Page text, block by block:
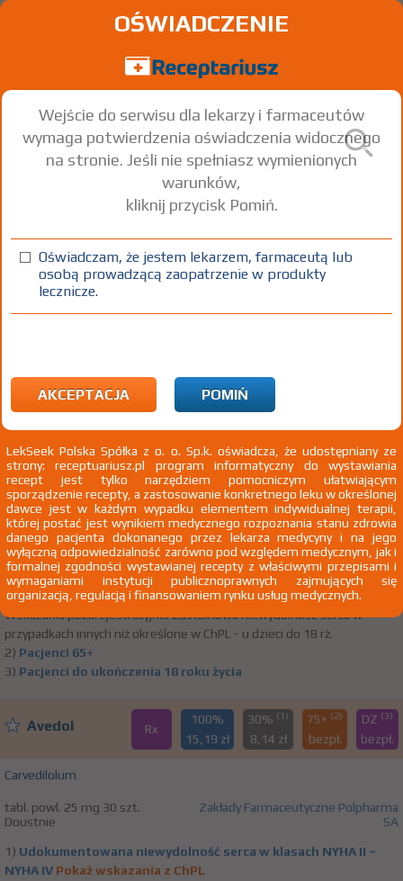
Znaleziono wyników:
Strona1 z 43
I10 Nadciśnienie samoistne (pierwotne)
Avedol Rx
100%
11,48 zł
30%
7,57 zł
75+
bezpł. bezpł.
Carvedilolum
tabl. powl. 12,5 mg 30 szt.
Doustnie
Zakłady Farmaceutyczne Polpharma
SA
1)Udokumentowana niewydolność serca w klasach NYHA II –
NYHA IVPokaż wskazania z ChPL
Wskazania pozarejestracyjne: Zastoinowa niewydolność serca w
przypadkach innych niż określone w ChPL - u dzieci do 18 rż.
2) Pacjenci 65+
3) Pacjenci do ukończenia 18 roku życia
Avedol Rx
100%
15,19 zł
30% (1)
8,14 zł
75+ (2)
bezpł.
DZ (3)
bezpł.
Carvedilolum
tabl. powl. 25 mg 30 szt.
Doustnie
Zakłady Farmaceutyczne Polpharma
SA
1) Udokumentowana niewydolność serca w klasach NYHA II –
NYHA IV Pokaż wskazania z ChPL
OŚWIADCZENIE
Wejście do serwisu dla lekarzy i farmaceutów
wymaga potwierdzenia oświadczenia widocznego
na stronie. Jeśli nie spełniasz wymienionych
warunków,
kliknij przycisk Pomiń.
Oświadczam, że jestem lekarzem, farmaceutą lub
osobą prowadzącą zaopatrzenie w produkty
lecznicze.
AKCEPTACJA POMIŃ
LekSeek Polska Spółka z o. o. Sp.k. oświadcza, że udostępniany ze
strony: receptuariusz.pl program informatyczny do wystawiania
recept jest tylko narzędziem pomocniczym ułatwiającym
sporządzenie recepty, a zastosowanie konkretnego leku w określonej
dawce jest w każdym wypadku elementem indywidualnej terapii,
której postać jest wynikiem medycznego rozpoznania stanu zdrowia
danego pacjenta dokonanego przez lekarza medycyny i na jego
wyłączną odpowiedzialność zarówno pod względem medycznym, jak i
formalnej zgodności wystawianej recepty z właściwymi przepisami i
wymaganiami instytucji publicznoprawnych zajmujących się
organizacją, regulacją i finansowaniem rynku usług medycznych.